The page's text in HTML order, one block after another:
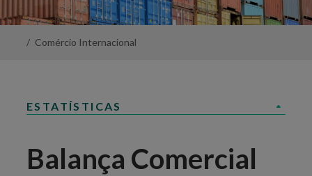
da
Comércio Internacional
ESTATÍSTICAS
Balança Comercial